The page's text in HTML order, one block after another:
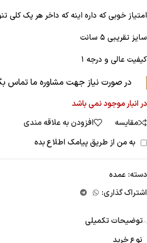
امتیاز خوبی که داره اینه که داخر هر پک
سایز تقریبی ۵ سانت
کیفیت عالی و درجه ۱
در صورت نیاز جهت مشاوره ما تماس
در انبار موجود نمی باشد
مقایسه
افزودن به علاقه مندی
به من از طریق پیامک اطلاع بده
دسته: عمده
اشتراک گذاری:
توضیحات تکمیلی
نوع خرید